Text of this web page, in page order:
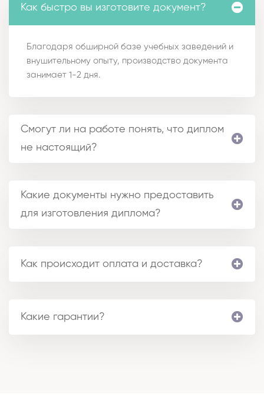
Как быстро вы изготовите документ?
Благодаря обширной базе учебных заведений и
внушительному опыту, производство документа
занимает 1-2 дня.
Смогут ли на работе понять, что диплом
не настоящий?
Какие документы нужно предоставить
для изготовления диплома?
Как происходит оплата и доставка?
Какие гарантии?